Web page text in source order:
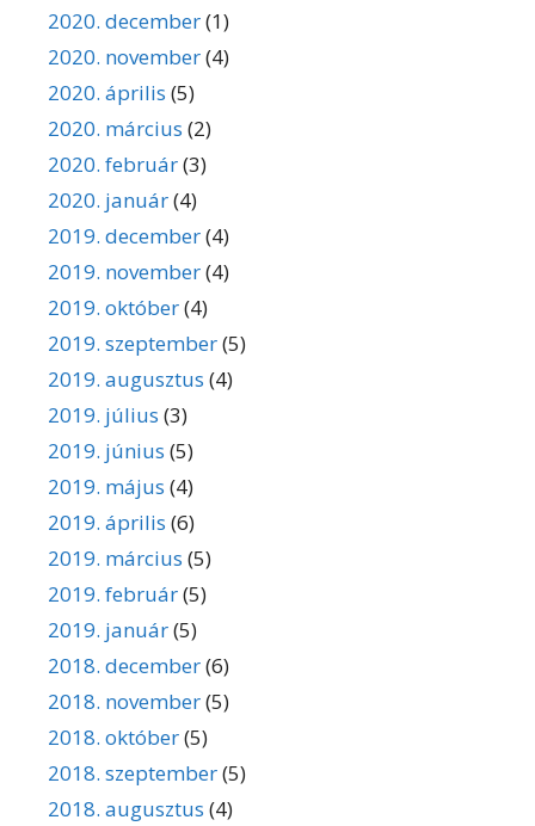
2020. december(1)
2020. november(4)
2020. április (5)
2020. március (2)
2020. február(3)
2020. január(4)
2019. december(4)
2019. november(4)
2019. október(4)
2019. szeptember(5)
2019. augusztus (4)
2019. július (3)
2019. június (5)
2019. május (4)
2019. április (6)
2019. március (5)
2019. február(5)
2019. január(5)
2018. december(6)
2018. november(5)
2018. október(5)
2018. szeptember(5)
2018. augusztus (4)